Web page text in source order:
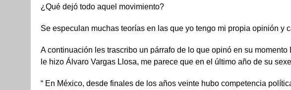
¿Qué dejó todo aquel movimiento?
Se especulan muchas teorías en las que yo tengo mi propia opinión y
A continuación les trascribo un párrafo de lo que opinó en su
le hizo Álvaro Vargas Llosa, me parece que en el último año de su
“ En México, desde finales de los años veinte hubo competencia